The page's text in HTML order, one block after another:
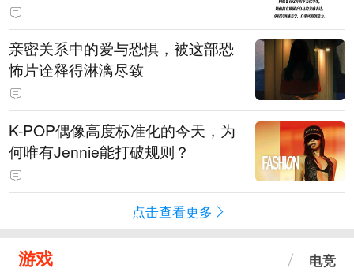
亲密关系中的爱与恐惧，被这部恐
怖片诠释得淋漓尽致
K-POP偶像高度标准化的今天，为
何唯有Jennie能打破规则？
点击查看更多
游戏 电竞